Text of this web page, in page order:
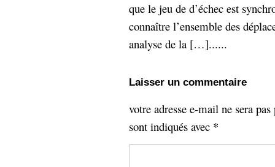
que le jeu de d’échec est
connaître l’ensemble des
analyse de la […]......
Laisser un commentaire
votre adresse e-mail ne sera
sont indiqués avec *